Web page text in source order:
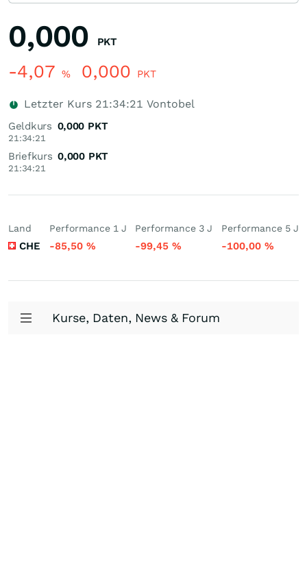
0,000 PKT
-4,07 % 0,000 PKT
Letzter Kurs 21:34:21 Vontobel
Geldkurs
21:34:21
0,000 PKT
Briefkurs
21:34:21
0,000 PKT
Land
CHE
Performance 1 J
-85,50 %
Performance 3 J
-99,45%
Performance 5 J
-100,00 %
Kurse, Daten, News & Forum